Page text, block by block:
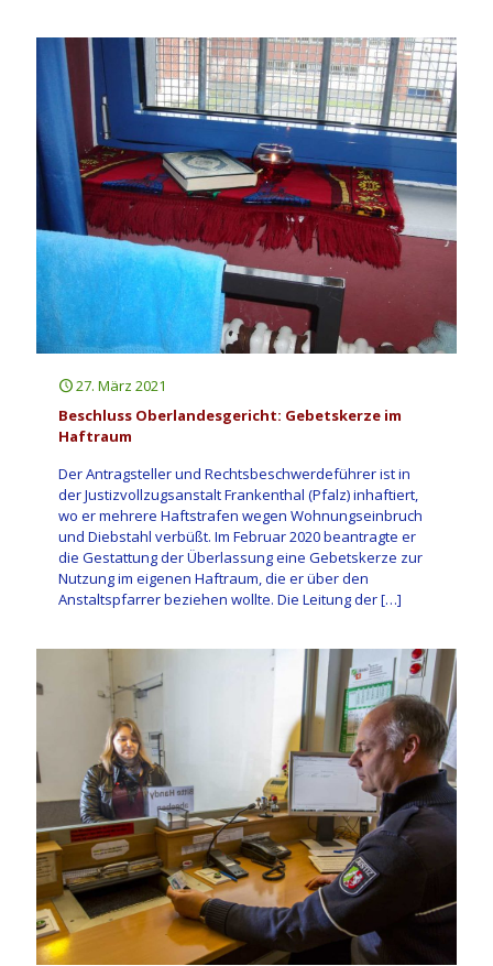
27. März 2021
Beschluss Oberlandesgericht: Gebetskerze im
Haftraum
Der Antragsteller und Rechtsbeschwerdeführer ist in
der Justizvollzugsanstalt Frankenthal (Pfalz) inhaftiert,
wo er mehrere Haftstrafen wegen Wohnungseinbruch
und Diebstahl verbüßt. Im Februar 2020 beantragte er
die Gestattung der Überlassung eine Gebetskerze zur
Nutzung im eigenen Haftraum, die er über den
Anstaltspfarrer beziehen wollte. Die Leitung der[…]